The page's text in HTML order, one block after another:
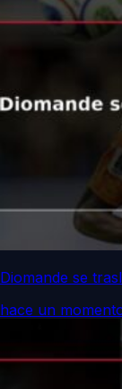
Diomande se
hace un